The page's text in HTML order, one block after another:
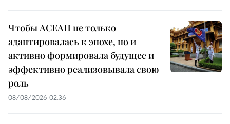
Чтобы АСЕАН не только
адаптировалась к эпохе, но и
активно формировала будущее и
эффективно реализовывала свою
роль
08/08/2026 02:36